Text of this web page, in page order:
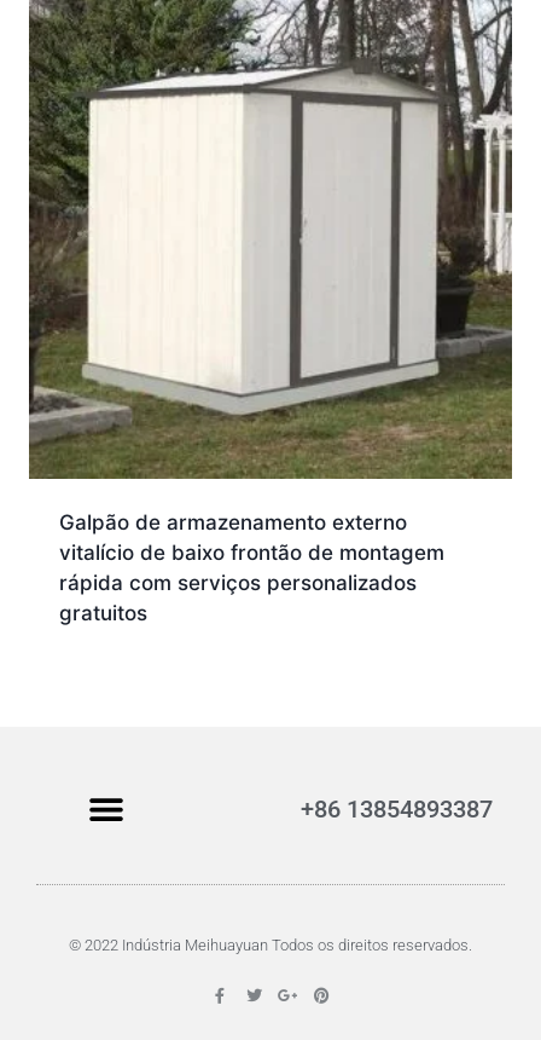
Galpão de armazenamento externo
vitalício de baixo frontão de montagem
rápida com serviços personalizados
gratuitos
+86 13854893387
© 2022 Indústria Meihuayuan Todos os direitos reservados.